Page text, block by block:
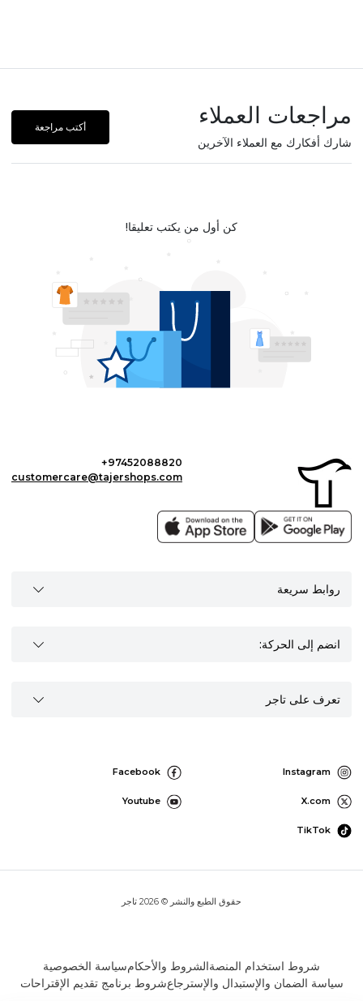
مراجعات العملاء
شارك أفكارك مع العملاء الآخرين
أكتب مراجعة
كن أول من يكتب تعليقا!
+97452088820
customercare@tajershops.com
روابط سريعة
انضم إلى الحركة:
تعرف على تاجر
Instagram
Facebook
X.com
Youtube
TikTok
حقوق الطبع والنشر © 2026 تاجر
شروط استخدام المنصةالشروط والأحكامسياسة الخصوصية
سياسة الضمان والإستبدال والإسترجاعشروط برنامج تقديم الإقتراحات